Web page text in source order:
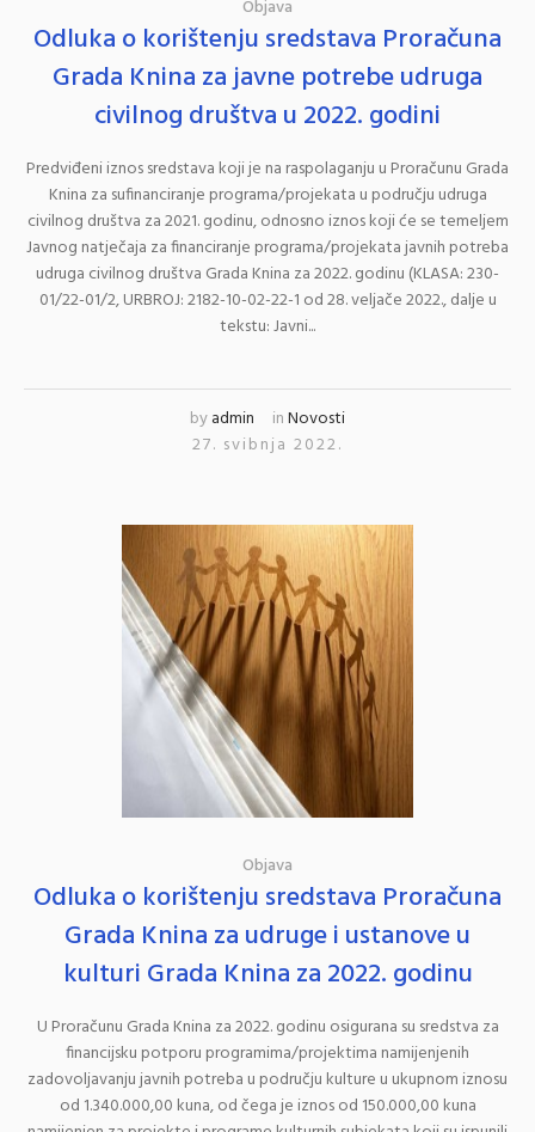
Objava
Odluka o korištenju sredstava Proračuna
Grada Knina za javne potrebe udruga
civilnog društva u 2022. godini
Predviđeni iznos sredstava koji je na raspolaganju u Proračunu Grada
Knina za sufinanciranje programa/projekata u području udruga
civilnog društva za 2021. godinu, odnosno iznos koji će se temeljem
Javnog natječaja za financiranje programa/projekata javnih potreba
udruga civilnog društva Grada Knina za 2022. godinu (KLASA: 230-
01/22-01/2, URBROJ: 2182-10-02-22-1 od 28. veljače 2022., dalje u
tekstu: Javni...
byadmin inNovosti
27. svibnja 2022.
Objava
Odluka o korištenju sredstava Proračuna
Grada Knina za udruge i ustanove u
kulturi Grada Knina za 2022. godinu
U Proračunu Grada Knina za 2022. godinu osigurana su sredstva za
financijsku potporu programima/projektima namijenjenih
zadovoljavanju javnih potreba u području kulture u ukupnom iznosu
od 1.340.000,00 kuna, od čega je iznos od 150.000,00 kuna